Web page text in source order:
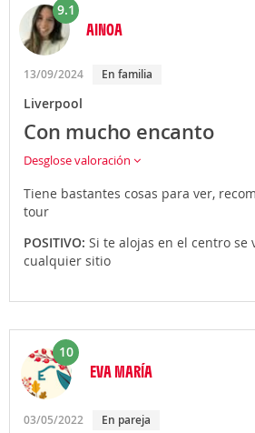
9.1
AINOA
13/09/2024 En familia
Liverpool
Con mucho encanto
Desglose valoración
Tiene bastantes cosas para ver,
tour
POSITIVO: Si te alojas en el centro se
cualquier sitio
10
EVA MARÍA
03/05/2022 En pareja